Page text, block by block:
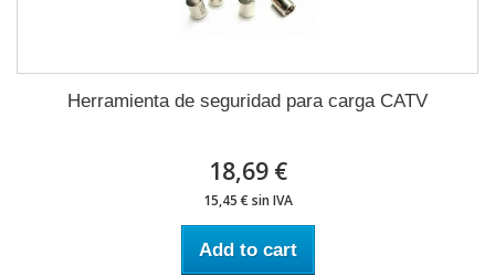
Herramienta de seguridad para carga CATV
18,69 €
15,45 € sin IVA
Add to cart